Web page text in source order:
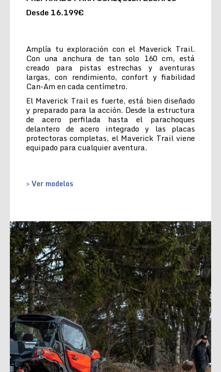
Desde 16.199€
Amplía tu exploración con el Maverick Trail.
Con una anchura de tan solo 160 cm, está
creado para pistas estrechas y aventuras
largas, con rendimiento, confort y fiabilidad
Can-Am en cada centímetro.
El Maverick Trail es fuerte, está bien diseñado
y preparado para la acción. Desde la estructura
de acero perfilada hasta el parachoques
delantero de acero integrado y las placas
protectoras completas, el Maverick Trail viene
equipado para cualquier aventura.
> Ver modelos